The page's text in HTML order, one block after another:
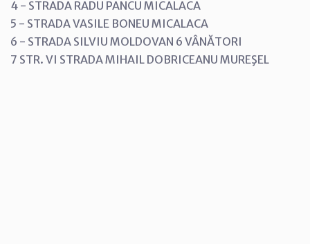
4 - STRADA RADU PANCU MICALACA
5 - STRADA VASILE BONEU MICALACA
6 - STRADA SILVIU MOLDOVAN 6 VÂNĂTORI
7 STR. VI STRADA MIHAIL DOBRICEANU MUREŞEL